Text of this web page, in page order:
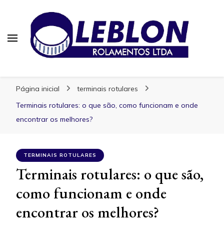
Página inicial
terminais rotulares
Terminais rotulares: o que são, como funcionam e onde
encontrar os melhores?
TERMINAIS ROTULARES
Terminais rotulares: o que são,
como funcionam e onde
encontrar os melhores?